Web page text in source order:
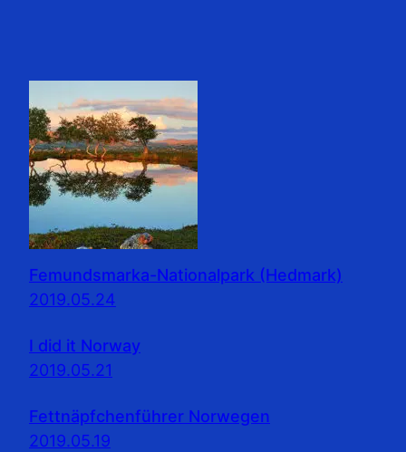
Femundsmarka-Nationalpark (Hedmark)
2019.05.24
I did it Norway
2019.05.21
Fettnäpfchenführer Norwegen
2019.05.19